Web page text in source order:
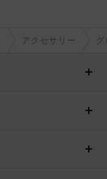
アクセサリー